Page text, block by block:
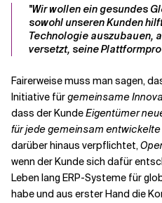
"Wir wollen ein gesundes
sowohl unseren Kunden
Technologie auszubauen,
versetzt, seine
Fairerweise muss man sagen,
Initiative fürgemeinsame
dass der KundeEigentümer
für jede gemeinsam
darüber hinaus verpflichtet,
wenn der Kunde sich dafür
Leben lang ERP-Systeme für
habe und aus erster Hand die